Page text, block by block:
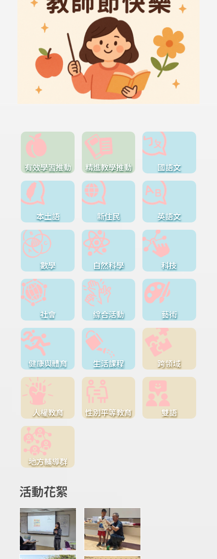
有效學習推動 精進教學推動 國語文
本土語 新住民 英語文
數學 自然科學 科技
社會 綜合活動 藝術
健康與體育 生活課程 跨領域
人權教育 性別平等教育 雙語
地方輔導群
活動花絮